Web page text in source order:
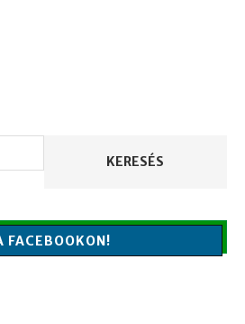
KERESÉS
FACEBOOKON!